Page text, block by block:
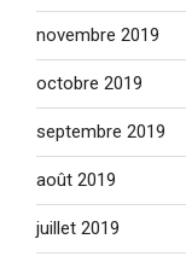
novembre 2019
octobre 2019
septembre 2019
août 2019
juillet 2019